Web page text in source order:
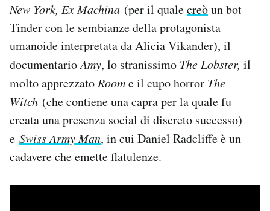
New York, Ex Machina (per il qualecreòun bot
Tinder con le sembianze della protagonista
umanoide interpretata da Alicia Vikander), il
documentarioAmy, lo stranissimo The Lobster, il
molto apprezzatoRoome il cupo horror The
Witch (che contiene una capra per la quale fu
creata una presenza social di discreto successo)
e Swiss Army Man, in cui Daniel Radcliffe è un
cadavere che emette flatulenze.